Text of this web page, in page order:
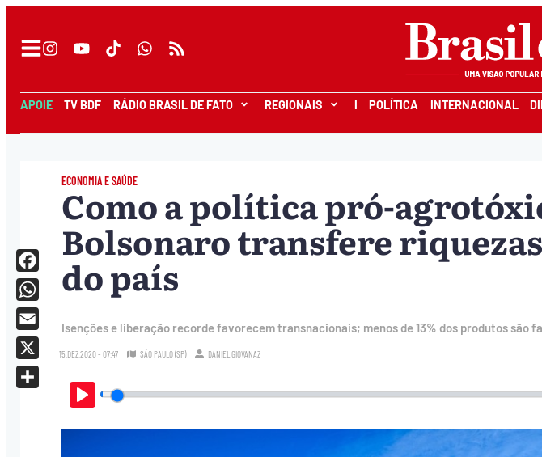
APOIE TV BDF RÁDIO BRASIL DE FATO REGIONAIS I POLÍTICA INTERNACIONAL
ECONOMIA E SAÚDE
Como a política pró-
Bolsonaro transfere
do país
Isenções e liberação recorde favorecem transnacionais; menos de 13% dos produtos são
15.DEZ.2020 - 07:47 SÃO PAULO (SP) DANIEL GIOVANAZ
Play
Facebook
WhatsApp
Email
X